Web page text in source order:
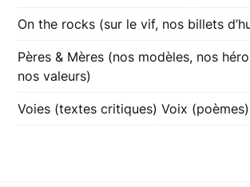
On the rocks (sur le vif, nos billets
Pères & Mères (nos modèles, nos
nos valeurs)
Voies (textes critiques) Voix (poèmes)